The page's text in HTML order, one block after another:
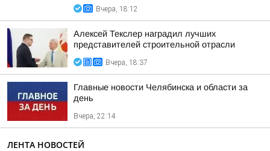
Вчера, 18:12
Алексей Текслер наградил лучших
представителей строительной отрасли
Вчера, 18:37
Главные новости Челябинска и области за
день
Вчера, 22:14
ЛЕНТА НОВОСТЕЙ